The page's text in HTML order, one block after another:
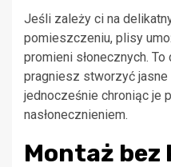
Jeśli zależy ci na
pomieszczeniu, plisy
promieni słonecznych.
pragniesz stworzyć
jednocześnie chroniąc je
nasłonecznieniem.
Montaż bez